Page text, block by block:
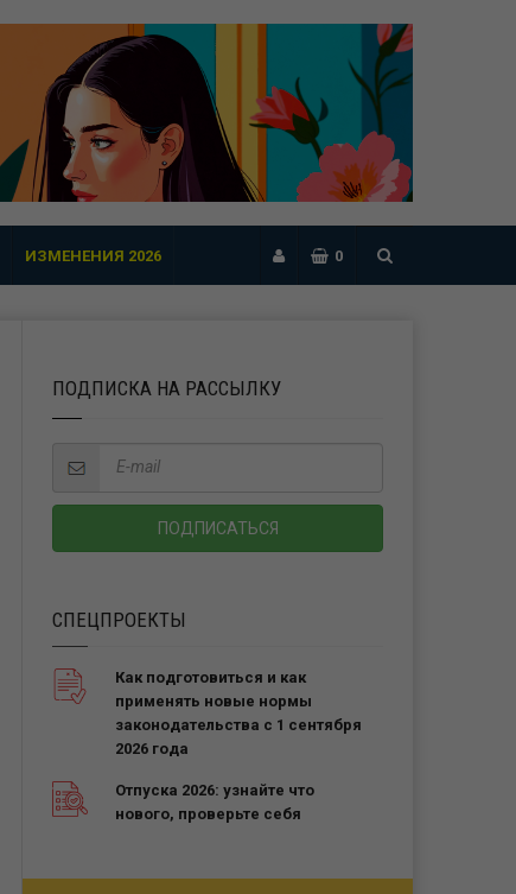
ИЗМЕНЕНИЯ 2026 0
ПОДПИСКА НА РАССЫЛКУ
СПЕЦПРОЕКТЫ
Как подготовиться и как
применять новые нормы
законодательства с 1 сентября
2026 года
Отпуска 2026: узнайте что
нового, проверьте себя